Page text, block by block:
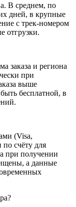
В среднем, по
дней, в крупные
с трек-номером
отгрузки.
заказа и региона
при
выше
бесплатной, в
(Visa,
счёту для
при получении
а данные